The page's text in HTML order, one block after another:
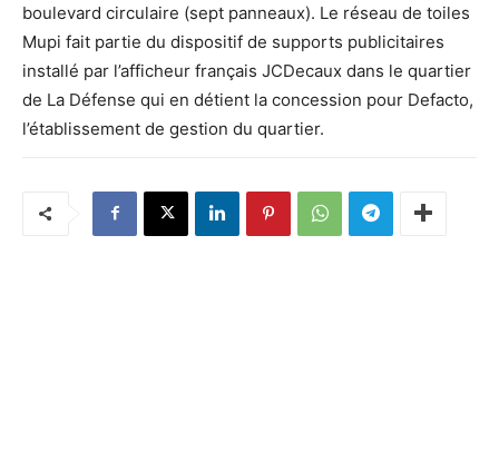
boulevard circulaire (sept panneaux). Le réseau de toiles
Mupi fait partie du dispositif de supports publicitaires
installé par l’afficheur français JCDecaux dans le quartier
de La Défense qui en détient la concession pour Defacto,
l’établissement de gestion du quartier.